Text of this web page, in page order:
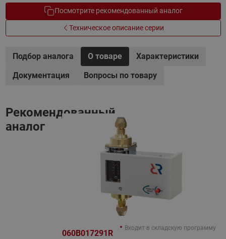
Посмотрите рекомендованный аналог
Техническое описание серии
Подбор аналога О товаре
Характеристики
Документация
Вопросы по товару
Рекомендованный
аналог
060B017291R
Входит в складскую программу